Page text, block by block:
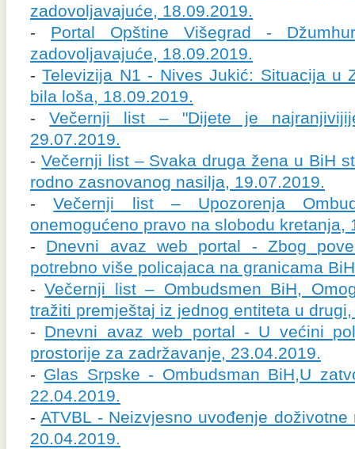
zadovoljavajuće, 18.09.2019.
- Portal Opštine Višegrad -
zadovoljavajuće, 18.09.2019.
-Televizija N1 - Nives Jukić: Situacija u
bila loša, 18.09.2019.
-Večernji list – "Dijete je
29.07.2019.
- Večernji list – Svaka druga žena u BiH
rodno zasnovanog nasilja, 19.07.2019.
-Večernji list – Upozorenja
onemogućeno pravo na slobodu kretanja,
- Dnevni avaz web portal - Zbog
potrebno više policajaca na granicama
-Večernji list – Ombudsmen BiH,
tražiti premještaj iz jednog entiteta u
- Dnevni avaz web portal - U većini
prostorije za zadržavanje, 23.04.2019.
- Glas Srpske - Ombudsman BiH,U
22.04.2019.
-ATVBL - Neizvjesno uvođenje
20.04.2019.